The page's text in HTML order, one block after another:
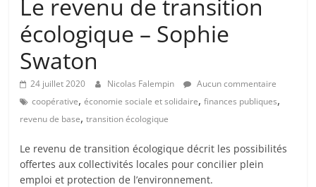
Le revenu de transition
écologique – Sophie
Swaton
24 juillet 2020 Nicolas Falempin
Aucun commentaire
coopérative,économie sociale et solidaire,finances publiques,
revenu de base,transition écologique
Le revenu de transition écologique décrit les possibilités
offertes aux collectivités locales pour concilier plein
emploi et protection de l’environnement.